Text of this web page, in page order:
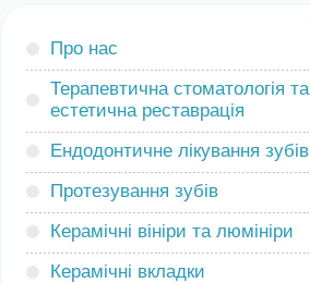
Про нас
Терапевтична стоматологія та
естетична реставрація
Ендодонтичне лікування зубів
Протезування зубів
Керамічні вініри та люмініри
Керамічні вкладки